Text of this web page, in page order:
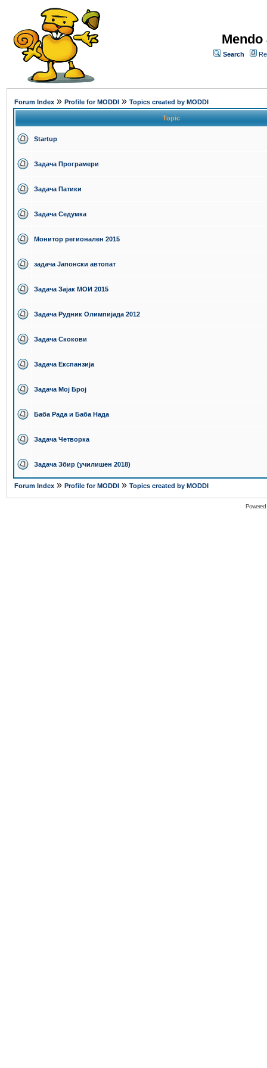
Search
Forum Index » Profile for MODDI » Topics created by MODDI
Topic
Startup
Задача Програмери
Задача Патики
Задача Седумка
Монитор регионален 2015
задача Јапонски автопат
Задача Зајак МОИ 2015
Задача Рудник Олимпијада 2012
Задача Скокови
Задача Експанзија
Задача Мој Број
Баба Рада и Баба Нада
Задача Четворка
Задача Збир (училишен 2018)
Forum Index » Profile for MODDI » Topics created by MODDI